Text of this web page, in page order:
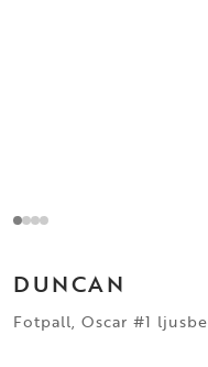
DUNCAN
Fotpall, Oscar #1